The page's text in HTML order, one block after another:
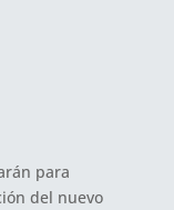
para
del nuevo